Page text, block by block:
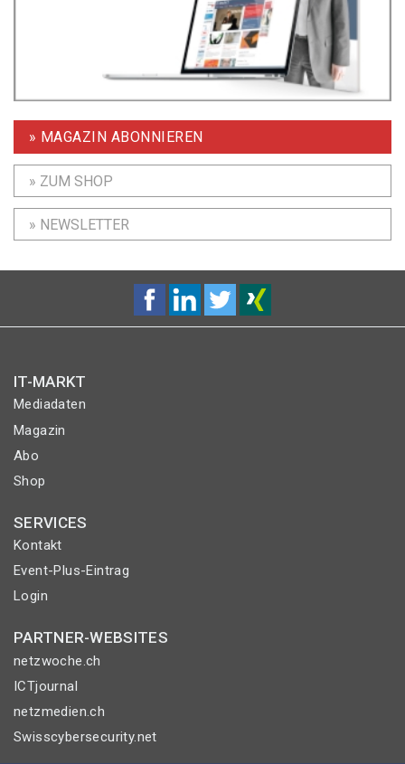
» MAGAZIN ABONNIEREN
» ZUM SHOP
» NEWSLETTER
IT-MARKT
Mediadaten
Magazin
Abo
Shop
SERVICES
Kontakt
Event-Plus-Eintrag
Login
PARTNER-WEBSITES
netzwoche.ch
ICTjournal
netzmedien.ch
Swisscybersecurity.net